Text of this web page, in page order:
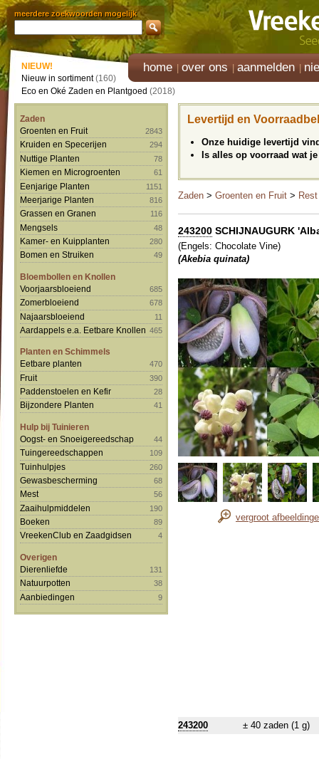
meerdere zoekwoorden mogelijk
home over ons aanmelden
NIEUW!
Nieuw in sortiment(160)
Eco en Oké Zaden en Plantgoed (2018)
Zaden
Groenten en Fruit
2843
Kruiden en Specerijen 294
Nuttige Planten 78
Kiemen en Microgroenten 61
Eenjarige Planten 1151
Meerjarige Planten 816
Grassen en Granen 116
Mengsels 48
Kamer- en Kuipplanten 280
Bomen en Struiken 49
Bloembollen en Knollen
Voorjaarsbloeiend
685
Zomerbloeiend 678
Najaarsbloeiend 11
Aardappels e.a. Eetbare Knollen 465
Planten en Schimmels
Eetbare planten
470
Fruit 390
Paddenstoelen en Kefir 28
Bijzondere Planten 41
Hulp bij Tuinieren
Oogst- en Snoeigereedschap
44
Tuingereedschappen 109
Tuinhulpjes 260
Gewasbescherming 68
Mest 56
Zaaihulpmiddelen 190
Boeken 89
VreekenClub en Zaadgidsen 4
Overigen
Dierenliefde
131
Natuurpotten 38
Aanbiedingen 9
Levertijd en
Onze huidige levertijd
Is alles op voorraad wat
Zaden > Groenten en Fruit >
243200 SCHIJNAUGURK
(Engels: Chocolate Vine)
(Akebia quinata)
vergroot
243200 ± 40 zaden (1 g)